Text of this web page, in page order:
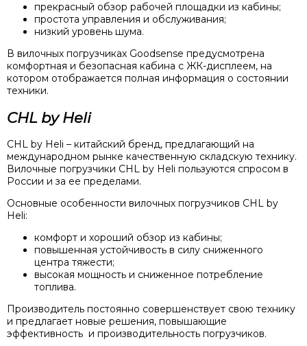
прекрасный обзор рабочей площадки из кабины;
простота управления и обслуживания;
низкий уровень шума.
В вилочных погрузчиках Goodsense предусмотрена
комфортная и безопасная кабина с ЖК-дисплеем, на
котором отображается полная информация о состоянии
техники.
CHL by Heli
CHL by Heli – китайский бренд, предлагающий на
международном рынке качественную складскую технику.
Вилочные погрузчики CHL by Heli пользуются спросом в
России и за ее пределами.
Основные особенности вилочных погрузчиков CHL by
Heli:
комфорт и хороший обзор из кабины;
повышенная устойчивость в силу сниженного
центра тяжести;
высокая мощность и сниженное потребление
топлива.
Производитель постоянно совершенствует свою технику
и предлагает новые решения, повышающие
эффективность и производительность погрузчиков.